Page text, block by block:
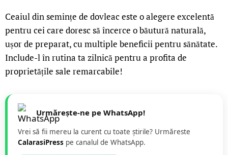
Ceaiul din semințe de dovleac este o alegere excelentă
pentru cei care doresc să încerce o băutură naturală,
ușor de preparat, cu multiple beneficii pentru sănătate.
Include-l în rutina ta zilnică pentru a profita de
proprietățile sale remarcabile!
Urmărește-ne pe WhatsApp!
Vrei să fii mereu la curent cu toate știrile? Urmăreste
CalarasiPress pe canalul de WhatsApp.